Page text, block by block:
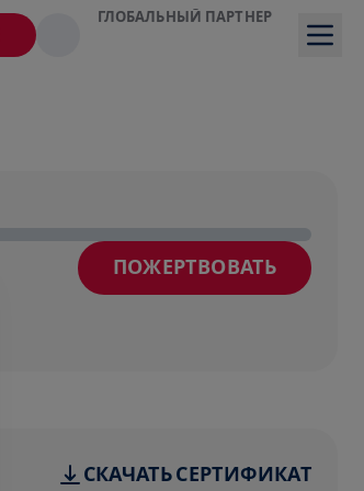
ГЛОБАЛЬНЫЙ ПАРТНЕР
ПОЖЕРТВОВАТЬ
СКАЧАТЬ СЕРТИФИКАТ